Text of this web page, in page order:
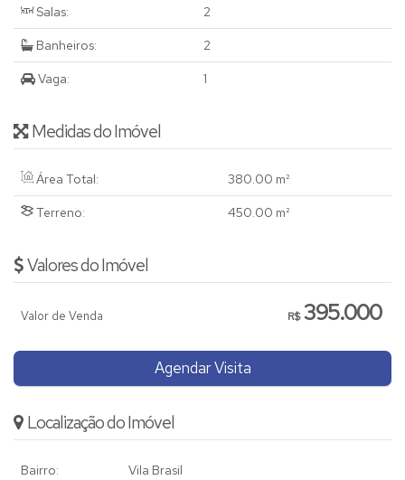
Salas: 2
Banheiros: 2
Vaga: 1
Medidas do Imóvel
Área Total: 380.00 m²
Terreno: 450.00 m²
Valores do Imóvel
R$395.000
Valor de Venda
Agendar Visita
Localização do Imóvel
Bairro: Vila Brasil